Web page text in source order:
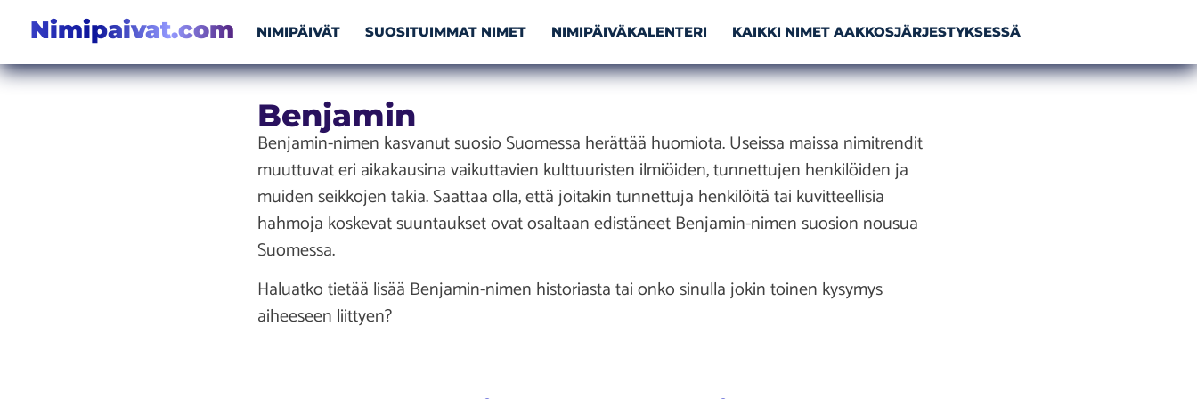
Nimipaivat.com NIMIPÄIVÄT SUOSITUIMMAT NIMET NIMIPÄIVÄKALENTERI KAIKKI NIMET AAKKOSJÄRJESTYKSESSÄ
Benjamin
Benjamin-nimen kasvanut suosio Suomessa herättää huomiota. Useissa maissa nimitrendit
muuttuvat eri aikakausina vaikuttavien kulttuuristen ilmiöiden, tunnettujen henkilöiden ja
muiden seikkojen takia. Saattaa olla, että joitakin tunnettuja henkilöitä tai kuvitteellisia
hahmoja koskevat suuntaukset ovat osaltaan edistäneet Benjamin-nimen suosion nousua
Suomessa.
Haluatko tietää lisää Benjamin-nimen historiasta tai onko sinulla jokin toinen kysymys
aiheeseen liittyen?